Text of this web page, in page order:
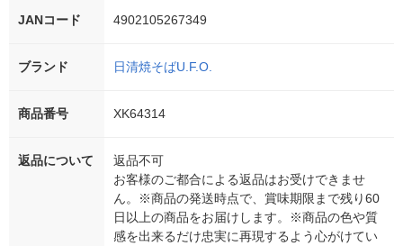
JANコード 4902105267349
ブランド 日清焼そばU.F.O.
商品番号 XK64314
返品について
返品不可
お客様のご都合による返品はお受けできませ
ん。※商品の発送時点で、賞味期限まで残り60
日以上の商品をお届けします。※商品の色や質
感を出来るだけ忠実に再現するよう心がけてい